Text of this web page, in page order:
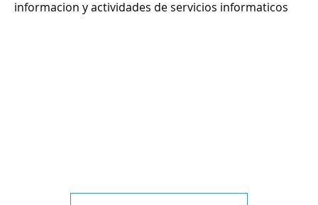
informacion y actividades de servicios informaticos